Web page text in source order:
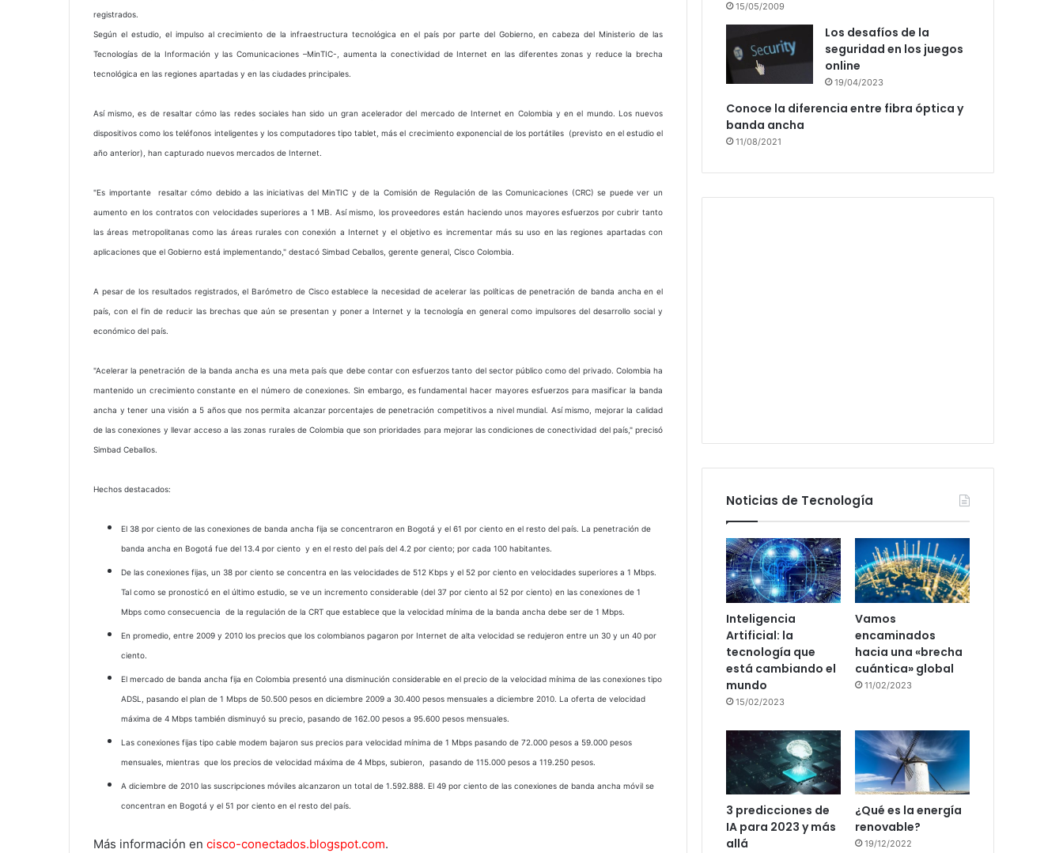
registrados.
Según el estudio, el impulso al crecimiento de la infraestructura tecnológica en el país por parte del Gobierno, en cabeza del Ministerio de las
Tecnologías de la Información y las Comunicaciones –MinTIC-, aumenta la conectividad de Internet en las diferentes zonas y reduce la brecha
tecnológica en las regiones apartadas y en las ciudades principales.
Así mismo, es de resaltar cómo las redes sociales han sido un gran acelerador del mercado de Internet en Colombia y en el mundo. Los nuevos
dispositivos como los teléfonos inteligentes y los computadores tipo tablet, más el crecimiento exponencial de los portátiles (previsto en el estudio el
año anterior), han capturado nuevos mercados de Internet.
"Es importante resaltar cómo debido a las iniciativas del MinTIC y de la Comisión de Regulación de las Comunicaciones (CRC) se puede ver un
aumento en los contratos con velocidades superiores a 1 MB. Así mismo, los proveedores están haciendo unos mayores esfuerzos por cubrir tanto
las áreas metropolitanas como las áreas rurales con conexión a Internet y el objetivo es incrementar más su uso en las regiones apartadas con
aplicaciones que el Gobierno está implementando," destacó Simbad Ceballos, gerente general, Cisco Colombia.
A pesar de los resultados registrados, el Barómetro de Cisco establece la necesidad de acelerar las políticas de penetración de banda ancha en el
país, con el fin de reducir las brechas que aún se presentan y poner a Internet y la tecnología en general como impulsores del desarrollo social y
económico del país.
"Acelerar la penetración de la banda ancha es una meta país que debe contar con esfuerzos tanto del sector público como del privado. Colombia ha
mantenido un crecimiento constante en el número de conexiones. Sin embargo, es fundamental hacer mayores esfuerzos para masificar la banda
ancha y tener una visión a 5 años que nos permita alcanzar porcentajes de penetración competitivos a nivel mundial. Así mismo, mejorar la calidad
de las conexiones y llevar acceso a las zonas rurales de Colombia que son prioridades para mejorar las condiciones de conectividad del país," precisó
Simbad Ceballos.
Hechos destacados:
El 38 por ciento de las conexiones de banda ancha fija se concentraron en Bogotá y el 61 por ciento en el resto del país. La penetración de
banda ancha en Bogotá fue del 13.4 por ciento y en el resto del país del 4.2 por ciento; por cada 100 habitantes.
De las conexiones fijas, un 38 por ciento se concentra en las velocidades de 512 Kbps y el 52 por ciento en velocidades superiores a 1 Mbps.
Tal como se pronosticó en el último estudio, se ve un incremento considerable (del 37 por ciento al 52 por ciento) en las conexiones de 1
Mbps como consecuencia de la regulación de la CRT que establece que la velocidad mínima de la banda ancha debe ser de 1 Mbps.
En promedio, entre 2009 y 2010 los precios que los colombianos pagaron por Internet de alta velocidad se redujeron entre un 30 y un 40 por
ciento.
El mercado de banda ancha fija en Colombia presentó una disminución considerable en el precio de la velocidad mínima de las conexiones tipo
ADSL, pasando el plan de 1 Mbps de 50.500 pesos en diciembre 2009 a 30.400 pesos mensuales a diciembre 2010. La oferta de velocidad
máxima de 4 Mbps también disminuyó su precio, pasando de 162.00 pesos a 95.600 pesos mensuales.
Las conexiones fijas tipo cable modem bajaron sus precios para velocidad mínima de 1 Mbps pasando de 72.000 pesos a 59.000 pesos
mensuales, mientras que los precios de velocidad máxima de 4 Mbps, subieron, pasando de 115.000 pesos a 119.250 pesos.
A diciembre de 2010 las suscripciones móviles alcanzaron un total de 1.592.888. El 49 por ciento de las conexiones de banda ancha móvil se
concentran en Bogotá y el 51 por ciento en el resto del país.
Más información en cisco-conectados.blogspot.com.
15/05/2009
Los desafíos de la
seguridad en los juegos
online
19/04/2023
Conoce la diferencia entre fibra óptica y
banda ancha
11/08/2021
Noticias de Tecnología
Inteligencia
Artificial: la
tecnología que
está cambiando el
mundo
15/02/2023
Vamos
encaminados
hacia una «brecha
cuántica» global
11/02/2023
3 predicciones de
IA para 2023 y más
allá
¿Qué es la energía
renovable?
19/12/2022